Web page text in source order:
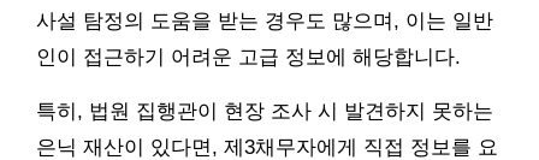
사설 탐정의 도움을 받는 경우도 많으며, 이는 일반
인이 접근하기 어려운 고급 정보에 해당합니다.
특히, 법원 집행관이 현장 조사 시 발견하지 못하는
은닉 재산이 있다면, 제3채무자에게 직접 정보를 요